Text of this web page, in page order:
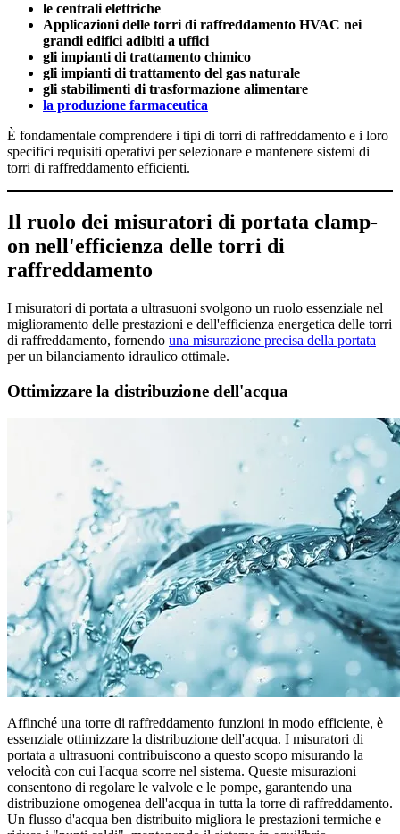
le centrali elettriche
Applicazioni delle torri di raffreddamento HVAC nei
grandi edifici adibiti a uffici
gli impianti di trattamento chimico
gli impianti di trattamento del gas naturale
gli stabilimenti di trasformazione alimentare
la produzione farmaceutica
È fondamentale comprendere i tipi di torri di raffreddamento e i loro
specifici requisiti operativi per selezionare e mantenere sistemi di
torri di raffreddamento efficienti.
Il ruolo dei misuratori di portata clamp-
on nell'efficienza delle torri di
raffreddamento
I misuratori di portata a ultrasuoni svolgono un ruolo essenziale nel
miglioramento delle prestazioni e dell'efficienza energetica delle torri
di raffreddamento, fornendo una misurazione precisa della portata
per un bilanciamento idraulico ottimale.
Ottimizzare la distribuzione dell'acqua
Affinché una torre di raffreddamento funzioni in modo efficiente, è
essenziale ottimizzare la distribuzione dell'acqua. I misuratori di
portata a ultrasuoni contribuiscono a questo scopo misurando la
velocità con cui l'acqua scorre nel sistema. Queste misurazioni
consentono di regolare le valvole e le pompe, garantendo una
distribuzione omogenea dell'acqua in tutta la torre di raffreddamento.
Un flusso d'acqua ben distribuito migliora le prestazioni termiche e